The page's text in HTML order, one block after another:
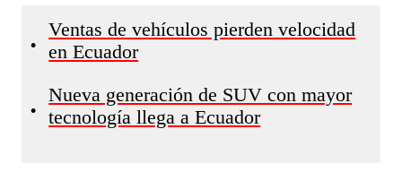
•
Ventas de vehículos pierden velocidad
en Ecuador
•
Nueva generación de SUV con mayor
tecnología llega a Ecuador